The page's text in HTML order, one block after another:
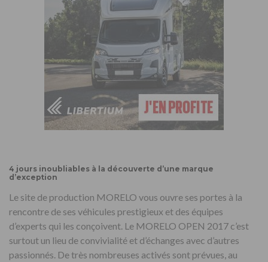
4 jours inoubliables à la découverte d’une marque
d’exception
Le site de production MORELO vous ouvre ses portes à la
rencontre de ses véhicules prestigieux et des équipes
d’experts qui les conçoivent. Le MORELO OPEN 2017 c’est
surtout un lieu de convivialité et d’échanges avec d’autres
passionnés. De très nombreuses activés sont prévues, au